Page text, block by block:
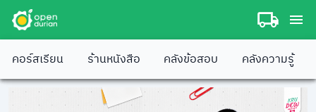
คอร์สเรียน ร้านหนังสือ คลังข้อสอบ คลังความรู้